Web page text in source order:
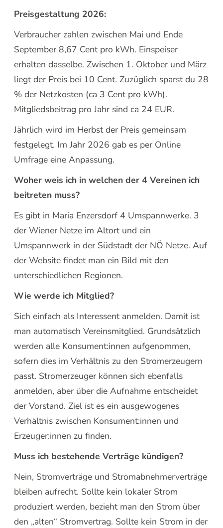
Preisgestaltung 2026:
Verbraucher zahlen zwischen Mai und Ende
September 8,67 Cent pro kWh. Einspeiser
erhalten dasselbe. Zwischen 1. Oktober und März
liegt der Preis bei 10 Cent. Zuzüglich sparst du 28
% der Netzkosten (ca 3 Cent pro kWh).
Mitgliedsbeitrag pro Jahr sind ca 24 EUR.
Jährlich wird im Herbst der Preis gemeinsam
festgelegt. Im Jahr 2026 gab es per Online
Umfrage eine Anpassung.
Woher weis ich in welchen der 4 Vereinen ich
beitreten muss?
Es gibt in Maria Enzersdorf 4 Umspannwerke. 3
der Wiener Netze im Altort und ein
Umspannwerk in der Südstadt der NÖ Netze. Auf
der Website findet man ein Bild mit den
unterschiedlichen Regionen.
Wie werde ich Mitglied?
Sich einfach als Interessent anmelden. Damit ist
man automatisch Vereinsmitglied. Grundsätzlich
werden alle Konsument:innen aufgenommen,
sofern dies im Verhältnis zu den Stromerzeugern
passt. Stromerzeuger können sich ebenfalls
anmelden, aber über die Aufnahme entscheidet
der Vorstand. Ziel ist es ein ausgewogenes
Verhältnis zwischen Konsument:innen und
Erzeuger:innen zu finden.
Muss ich bestehende Verträge kündigen?
Nein, Stromverträge und Stromabnehmerverträge
bleiben aufrecht. Sollte kein lokaler Strom
produziert werden, bezieht man den Strom über
den „alten“ Stromvertrag. Sollte kein Strom in der